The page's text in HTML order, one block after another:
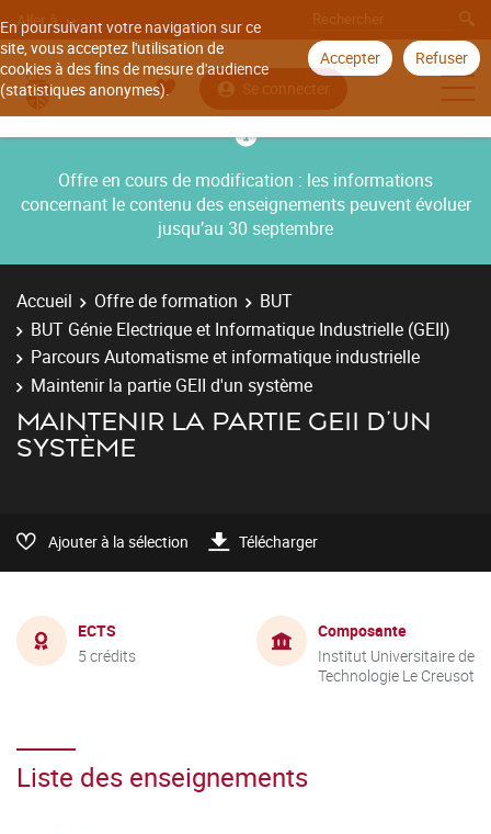
En poursuivant votre navigation sur ce
site, vous acceptez l'utilisation de
cookies à des fins de mesure d'audience
(statistiques anonymes).
Accepter Refuser
Aller à
Se connecter
Offre en cours de modification : les informations
concernant le contenu des enseignements peuvent évoluer
jusqu’au 30 septembre
Accueil Offre de formation
BUT
BUT Génie Electrique et Informatique Industrielle (GEII)
Parcours Automatisme et informatique industrielle
Maintenir la partie GEII d'un système
MAINTENIR LA PARTIE GEII D'UN
SYSTÈME
Ajouter à la sélection Télécharger
ECTS
5 crédits
Composante
Institut Universitaire de
Technologie Le Creusot
Liste des enseignements